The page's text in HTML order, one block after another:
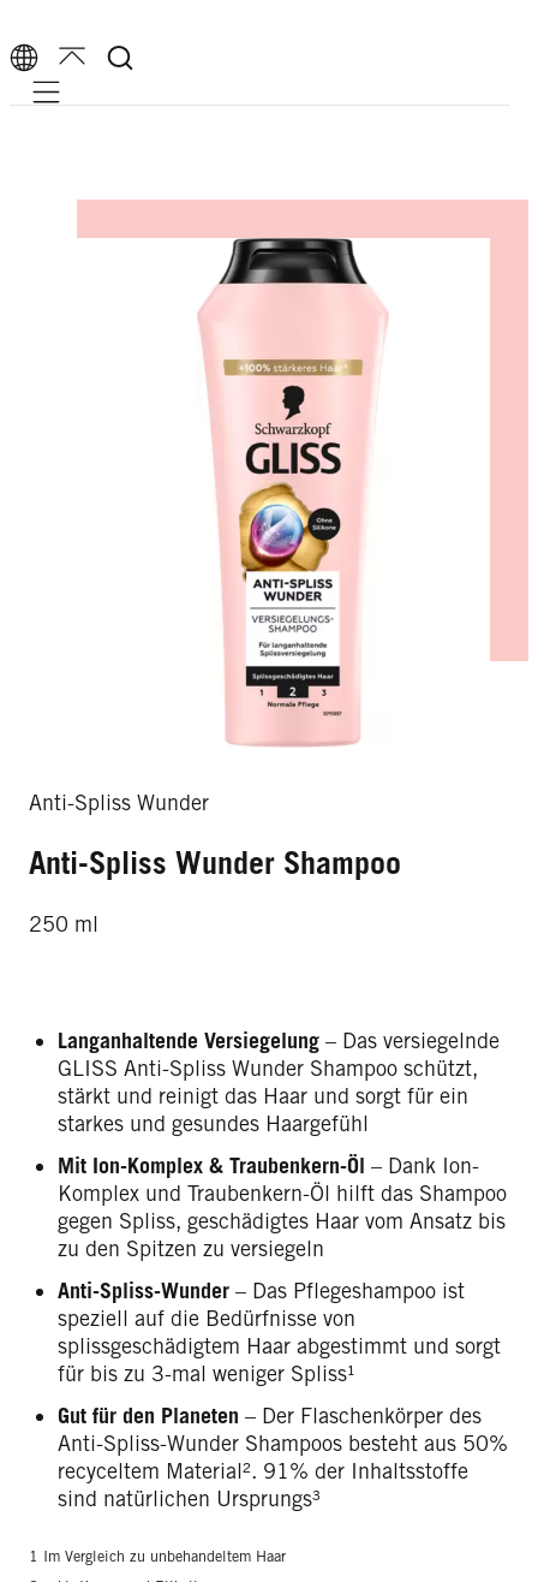
Mobile navigation
Anti-Spliss Wunder
Anti-Spliss Wunder Shampoo
250 ml
Langanhaltende Versiegelung – Das versiegelnde
GLISS Anti-Spliss Wunder Shampoo schützt,
stärkt und reinigt das Haar und sorgt für ein
starkes und gesundes Haargefühl
Mit Ion-Komplex & Traubenkern-Öl – Dank Ion-
Komplex und Traubenkern-Öl hilft das Shampoo
gegen Spliss, geschädigtes Haar vom Ansatz bis
zu den Spitzen zu versiegeln
Anti-Spliss-Wunder – Das Pflegeshampoo ist
speziell auf die Bedürfnisse von
splissgeschädigtem Haar abgestimmt und sorgt
für bis zu 3-mal weniger Spliss¹
Gut für den Planeten – Der Flaschenkörper des
Anti-Spliss-Wunder Shampoos besteht aus 50%
recyceltem Material². 91% der Inhaltsstoffe
sind natürlichen Ursprungs³
1 Im Vergleich zu unbehandeltem Haar